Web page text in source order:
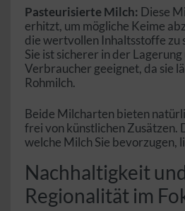
Pasteurisierte Milch: Diese
erhitzt, um mögliche Keime
die wertvollen Inhaltsstoffe zu
Sie ist sicherer in der
Verbraucher geeignet, da sie
Rohmilch.
Beide Milcharten bieten
frei von künstlichen Zusätzen.
welche Milch Sie bevorzugen,
Nachhaltigkeit
Regionalität im